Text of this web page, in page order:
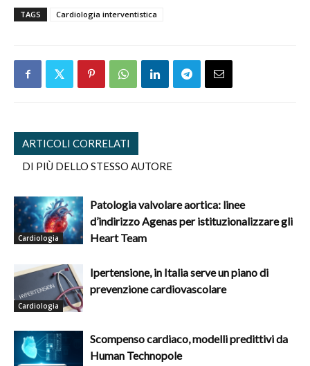
TAGS Cardiologia interventistica
ARTICOLI CORRELATI
DI PIÙ DELLO STESSO AUTORE
Cardiologia
Patologia valvolare aortica: linee
d’indirizzo Agenas per istituzionalizzare gli
Heart Team
Cardiologia
Ipertensione, in Italia serve un piano di
prevenzione cardiovascolare
Scompenso cardiaco, modelli predittivi da
Human Technopole